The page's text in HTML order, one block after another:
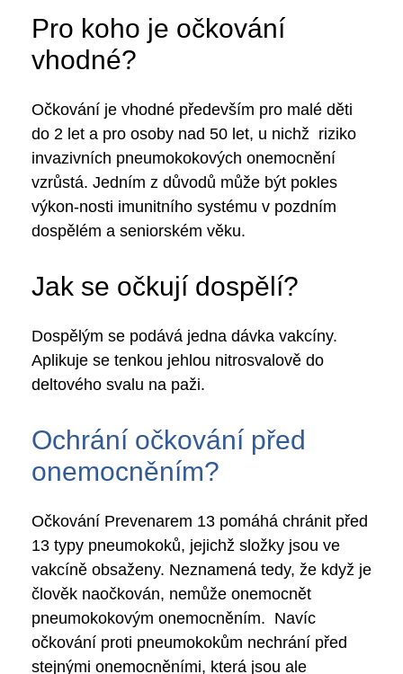
Pro koho je očkování
vhodné?
Očkování je vhodné především pro malé děti
do 2 let a pro osoby nad 50 let, u nichž riziko
invazivních pneumokokových onemocnění
vzrůstá. Jedním z důvodů může být pokles
výkon-nosti imunitního systému v pozdním
dospělém a seniorském věku.
Jak se očkují dospělí?
Dospělým se podává jedna dávka vakcíny.
Aplikuje se tenkou jehlou nitrosvalově do
deltového svalu na paži.
Ochrání očkování před
onemocněním?
Očkování Prevenarem 13 pomáhá chránit před
13 typy pneumokoků, jejichž složky jsou ve
vakcíně obsaženy. Neznamená tedy, že když je
člověk naočkován, nemůže onemocnět
pneumokokovým onemocněním. Navíc
očkování proti pneumokokům nechrání před
stejnými onemocněními, která jsou ale